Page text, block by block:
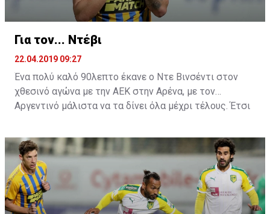
Για τον... Ντέβι
22.04.2019 09:27
Ένα πολύ καλό 90λεπτο έκανε ο Ντε Βινσέντι στον
χθεσινό αγώνα με την ΑΕΚ στην Αρένα, με τον
Αργεντινό μάλιστα να τα δίνει όλα μέχρι τέλους. Έτσι
φάση του ματς, όπου σημάδεψε το δοκάρι της εστίας
του Τόνιο.